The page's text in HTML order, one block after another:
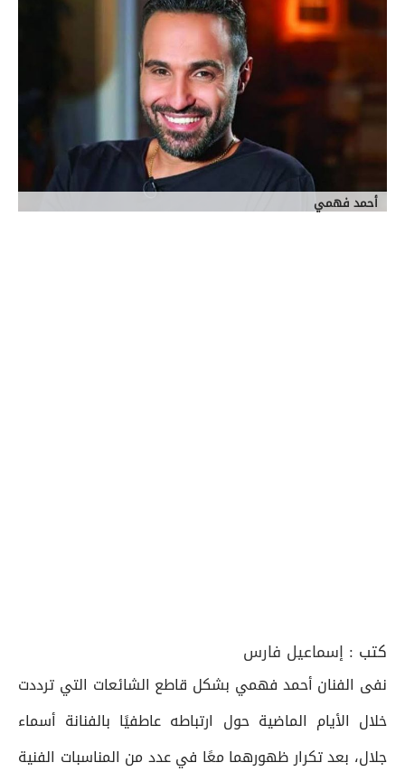
أحمد فهمي
كتب : إسماعيل فارس
نفى الفنان أحمد فهمي بشكل قاطع الشائعات التي ترددت
خلال الأيام الماضية حول ارتباطه عاطفيًا بالفنانة أسماء
جلال، بعد تكرار ظهورهما معًا في عدد من المناسبات الفنية